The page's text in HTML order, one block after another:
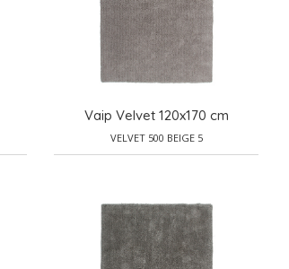
Vaip Velvet 120x170 cm
VELVET 500 BEIGE 5